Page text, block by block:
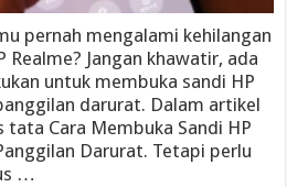
pernah mengalami kehilangan
Realme? Jangan khawatir, ada
untuk membuka sandi HP
darurat. Dalam artikel
tata Cara Membuka Sandi HP
Darurat. Tetapi perlu
…